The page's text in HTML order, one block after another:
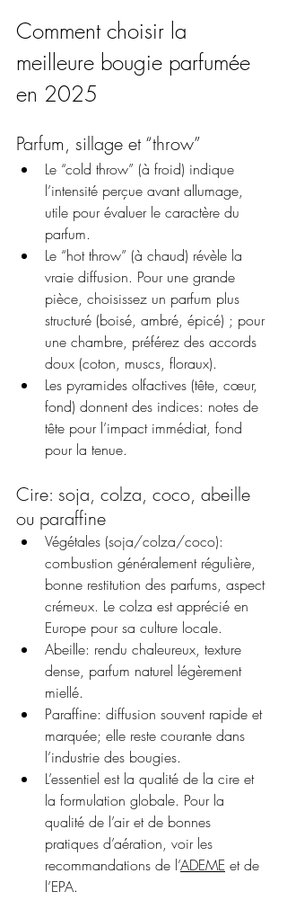
Comment choisir la
meilleure bougie parfumée
en 2025
Parfum, sillage et “throw”
Le “cold throw” (à froid) indique
l’intensité perçue avant allumage,
utile pour évaluer le caractère du
parfum.
Le “hot throw” (à chaud) révèle la
vraie diffusion. Pour une grande
pièce, choisissez un parfum plus
structuré (boisé, ambré, épicé) ; pour
une chambre, préférez des accords
doux (coton, muscs, floraux).
Les pyramides olfactives (tête, cœur,
fond) donnent des indices: notes de
tête pour l’impact immédiat, fond
pour la tenue.
Cire: soja, colza, coco, abeille
ou paraffine
Végétales (soja/colza/coco):
combustion généralement régulière,
bonne restitution des parfums, aspect
crémeux. Le colza est apprécié en
Europe pour sa culture locale.
Abeille: rendu chaleureux, texture
dense, parfum naturel légèrement
miellé.
Paraffine: diffusion souvent rapide et
marquée; elle reste courante dans
l’industrie des bougies.
L’essentiel est la qualité de la cire et
la formulation globale. Pour la
qualité de l’air et de bonnes
pratiques d’aération, voir les
recommandations de l’ADEME et de
l’EPA.